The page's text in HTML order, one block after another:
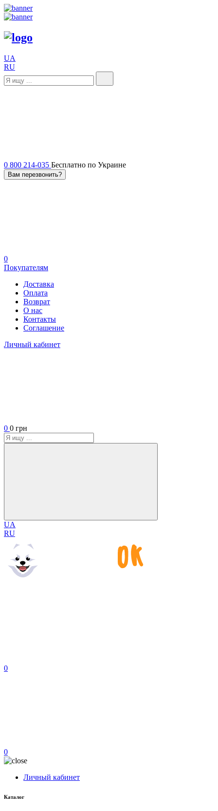
UA
RU
0 800 214-035 Бесплатно по Украине
Вам перезвонить?
0
Покупателям
Доставка
Оплата
Возврат
О нас
Контакты
Соглашение
Личный кабинет
0 0 грн
UA
RU
0
0
Личный кабинет
Каталог